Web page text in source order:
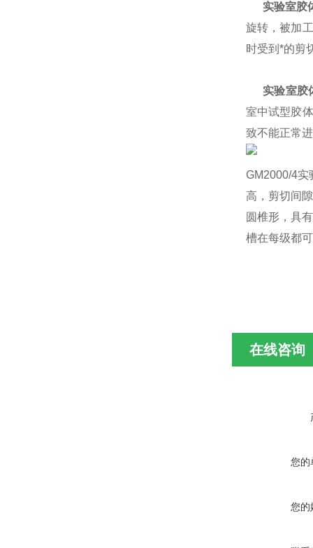
实验室胶
旋转，被加
时受到*的剪
实验室胶
室中试型胶
致不能正常
GM2000/4实
高，剪切间
圆椎形，具
槽在每级都
在线咨询
您的
您的